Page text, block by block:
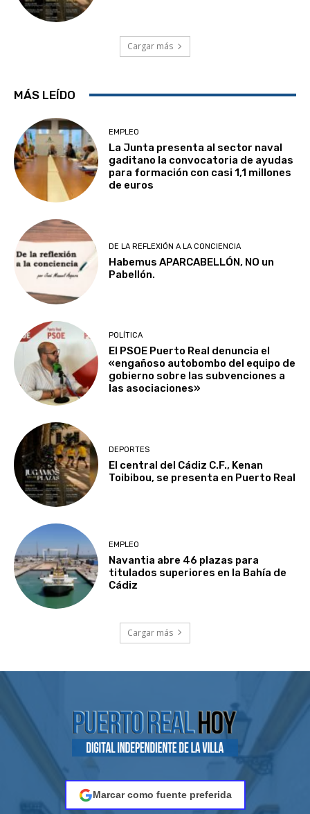
Cargar más
MÁS LEÍDO
EMPLEO
La Junta presenta al sector naval
gaditano la convocatoria de ayudas
para formación con casi 1,1 millones
de euros
DE LA REFLEXIÓN A LA CONCIENCIA
Habemus APARCABELLÓN, NO un
Pabellón.
POLÍTICA
El PSOE Puerto Real denuncia el
«engañoso autobombo del equipo de
gobierno sobre las subvenciones a
las asociaciones»
DEPORTES
El central del Cádiz C.F., Kenan
Toibibou, se presenta en Puerto Real
EMPLEO
Navantia abre 46 plazas para
titulados superiores en la Bahía de
Cádiz
Cargar más
Marcar como fuente preferida